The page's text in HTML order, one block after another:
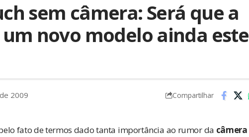
sem câmera: Será que a
novo modelo ainda este
2009 Compartilhar
fato de termos dado tanta importância ao rumor da câmera